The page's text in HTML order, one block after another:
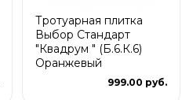
Тротуарная плитка
Выбор Стандарт
"Квадрум " (Б.6.К.6)
Оранжевый
999.00 руб.